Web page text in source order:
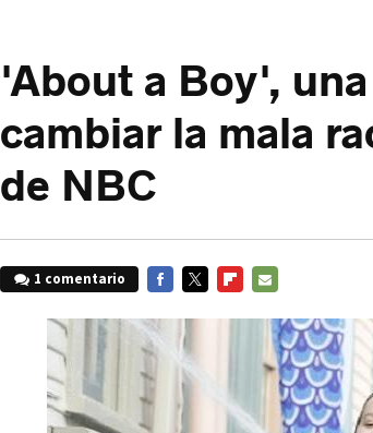
'About a Boy',
cambiar la mala
de NBC
1 comentario
MAIL